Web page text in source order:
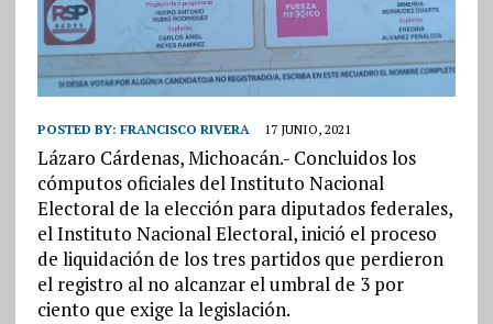
POSTED BY: FRANCISCO RIVERA 17 JUNIO, 2021
Lázaro Cárdenas, Michoacán.- Concluidos los
cómputos oficiales del Instituto Nacional
Electoral de la elección para diputados federales,
el Instituto Nacional Electoral, inició el proceso
de liquidación de los tres partidos que perdieron
el registro al no alcanzar el umbral de 3 por
ciento que exige la legislación.